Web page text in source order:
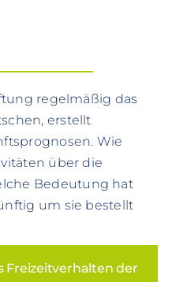
regelmäßig das
erstellt
Wie
über die
Bedeutung hat
um sie bestellt
Freizeitverhalten der